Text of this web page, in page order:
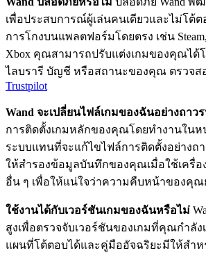
เพื่อประสบการณ์ผู้เล่นคนเดียวและไม่โต้
การโกงบนแพลตฟอร์มโดยตรง เช่น Steam,
Xbox คุณสามารถปรับแต่งเกมของคุณได้โ
ไลบรารี บัญชี หรือสถานะของคุณ ตรวจส
Trustpilot
Wand จะเปลี่ยนไฟล์เกมของฉันอย่างถาว
การติดตั้งเกมหลักของคุณโดยทำงานในห
ระบบแทนที่จะแก้ไขไฟล์การติดตั้งอย่างถา
ให้สำรองข้อมูลบันทึกของคุณเมื่อใช้เครื่
อื่น ๆ เพื่อให้แน่ใจว่าความคืบหน้าของคุณ
ใช้งานได้กับเวอร์ชันเกมของฉันหรือไม่
สูงเพื่อตรวจจับเวอร์ชันของเกมที่คุณกำลั
แผนที่โต้ตอบได้และคู่มืออัจฉริยะมีให้สำห